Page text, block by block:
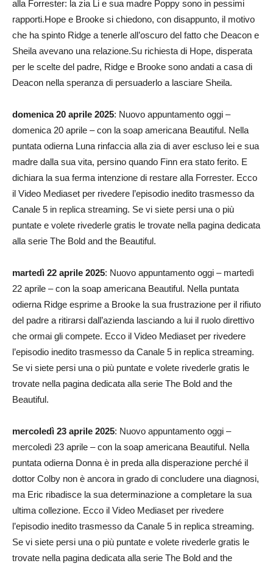
alla Forrester: la zia Li e sua madre Poppy sono in pessimi
rapporti.Hope e Brooke si chiedono, con disappunto, il motivo
che ha spinto Ridge a tenerle all’oscuro del fatto che Deacon e
Sheila avevano una relazione.Su richiesta di Hope, disperata
per le scelte del padre, Ridge e Brooke sono andati a casa di
Deacon nella speranza di persuaderlo a lasciare Sheila.
domenica 20 aprile 2025: Nuovo appuntamento oggi –
domenica 20 aprile – con la soap americana Beautiful. Nella
puntata odierna Luna rinfaccia alla zia di aver escluso lei e sua
madre dalla sua vita, persino quando Finn era stato ferito. E
dichiara la sua ferma intenzione di restare alla Forrester. Ecco
il Video Mediaset per rivedere l’episodio inedito trasmesso da
Canale 5 in replica streaming. Se vi siete persi una o più
puntate e volete rivederle gratis le trovate nella pagina dedicata
alla serie The Bold and the Beautiful.
martedì 22 aprile 2025: Nuovo appuntamento oggi – martedì
22 aprile – con la soap americana Beautiful. Nella puntata
odierna Ridge esprime a Brooke la sua frustrazione per il rifiuto
del padre a ritirarsi dall’azienda lasciando a lui il ruolo direttivo
che ormai gli compete. Ecco il Video Mediaset per rivedere
l’episodio inedito trasmesso da Canale 5 in replica streaming.
Se vi siete persi una o più puntate e volete rivederle gratis le
trovate nella pagina dedicata alla serie The Bold and the
Beautiful.
mercoledì 23 aprile 2025: Nuovo appuntamento oggi –
mercoledì 23 aprile – con la soap americana Beautiful. Nella
puntata odierna Donna è in preda alla disperazione perché il
dottor Colby non è ancora in grado di concludere una diagnosi,
ma Eric ribadisce la sua determinazione a completare la sua
ultima collezione. Ecco il Video Mediaset per rivedere
l’episodio inedito trasmesso da Canale 5 in replica streaming.
Se vi siete persi una o più puntate e volete rivederle gratis le
trovate nella pagina dedicata alla serie The Bold and the